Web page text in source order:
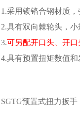
1.采用镀铬合钢材质
2.具有双向棘轮头，
3.可另配开口头、开
4.具有预置扭矩数值
SGTG预置式扭力扳